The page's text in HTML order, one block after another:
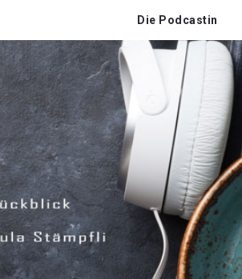
Die Podcastin